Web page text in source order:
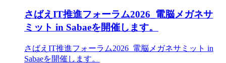
さばえIT推進フォーラム2026_電脳メガネサ
ミット in Sabaeを開催します。
さばえIT推進フォーラム2026_電脳メガネサミット in
Sabaeを開催します。